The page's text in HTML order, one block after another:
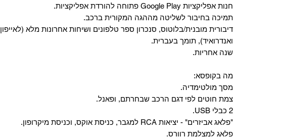
‏חנות אפליקציות Google Play פתוחה להורדת אפליקציות.
‏תמיכה בחיבור לשליטה מההגה המקורית ברכב.
‏דיבורית מובנית/בלוטוס, ‏סנכרון ספר טלפונים ושיחות אחרונות מלא (לאייפון
ואנדרואיד), תומך בעברית.
שנה אחריות.
מה בקופסא:
מסך מולטימדיה.
צמת חוטים לפי דגם הרכב שבחרתם, ופאנל.
2 כבלי USB.
"פלאג אביזרים" - יציאות RCA למגבר, כניסת אוקס, וכניסת מיקרופון.
פלאג למצלמת רוורס.